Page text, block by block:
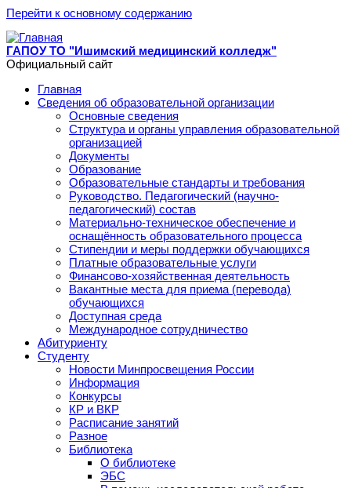
Перейти к основному содержанию
ГАПОУ ТО "Ишимский медицинский колледж"
Официальный сайт
Главная
Сведения об образовательной организации
Основные сведения
Структура и органы управления образовательной
организацией
Документы
Образование
Образовательные стандарты и требования
Руководство. Педагогический (научно-
педагогический) состав
Материально-техническое обеспечение и
оснащённость образовательного процесса
Стипендии и меры поддержки обучающихся
Платные образовательные услуги
Финансово-хозяйственная деятельность
Вакантные места для приема (перевода)
обучающихся
Доступная среда
Международное сотрудничество
Абитуриенту
Студенту
Новости Минпросвещения России
Информация
Конкурсы
КР и ВКР
Расписание занятий
Разное
Библиотека
О библиотеке
ЭБС